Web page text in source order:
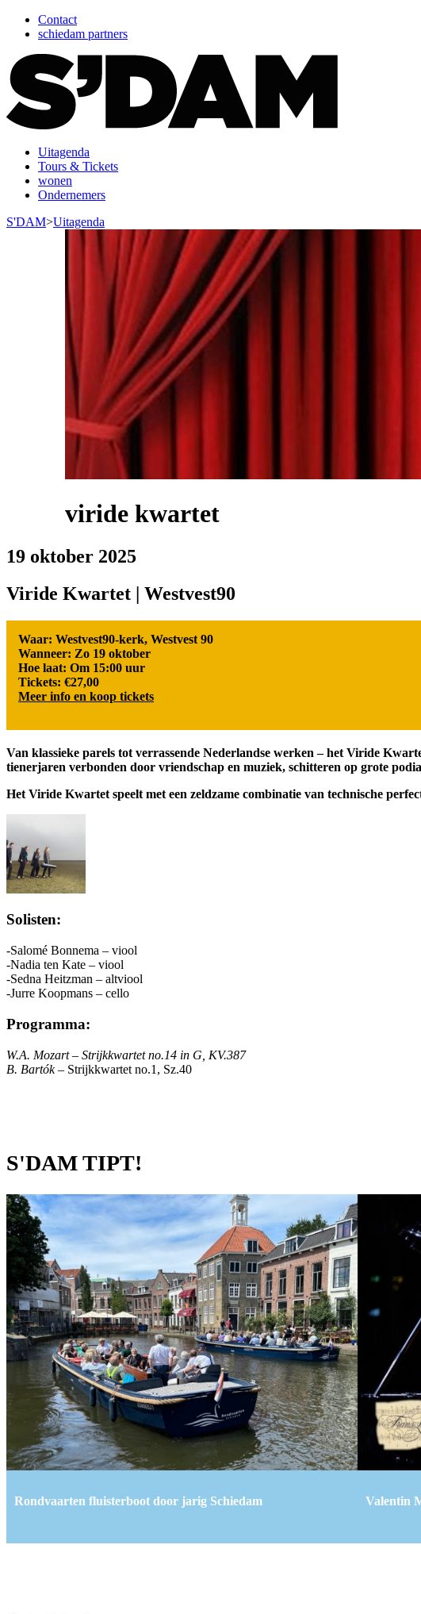
Contact
schiedam partners
Uitagenda
Tours & Tickets
wonen
Ondernemers
S'DAM>Uitagenda
viride kwartet
19 oktober 2025
Viride Kwartet | Westvest90
Waar: Westvest90-kerk, Westvest 90
Wanneer: Zo 19 oktober
Hoe laat: Om 15:00 uur
Tickets: €27,00
Meer info en koop tickets
Van klassieke parels tot verrassende Nederlandse werken – het Viride
tienerjaren verbonden door vriendschap en muziek, schitteren op grote
Het Viride Kwartet speelt met een zeldzame combinatie van technische
Solisten:
-Salomé Bonnema – viool
-Nadia ten Kate – viool
-Sedna Heitzman – altviool
-Jurre Koopmans – cello
Programma:
W.A. Mozart – Strijkkwartet no.14 in G, KV.387
B. Bartók – Strijkkwartet no.1, Sz.40
S'DAM TIPT!
Rondvaarten fluisterboot door jarig Schiedam Valentin